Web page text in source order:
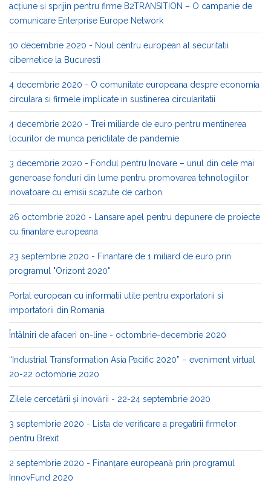
acțiune și sprijin pentru firme B2TRANSITION – O campanie de
comunicare Enterprise Europe Network
10 decembrie 2020 - Noul centru european al securitatii
cibernetice la Bucuresti
4 decembrie 2020 - O comunitate europeana despre economia
circulara si firmele implicate in sustinerea circularitatii
4 decembrie 2020 - Trei miliarde de euro pentru mentinerea
locurilor de munca periclitate de pandemie
3 decembrie 2020 - Fondul pentru Inovare – unul din cele mai
generoase fonduri din lume pentru promovarea tehnologiilor
inovatoare cu emisii scazute de carbon
26 octombrie 2020 - Lansare apel pentru depunere de proiecte
cu finantare europeana
23 septembrie 2020 - Finantare de 1 miliard de euro prin
programul "Orizont 2020"
Portal european cu informatii utile pentru exportatorii si
importatorii din Romania
Întâlniri de afaceri on-line - octombrie-decembrie 2020
“Industrial Transformation Asia Pacific 2020” – eveniment virtual
20-22 octombrie 2020
Zilele cercetării și inovării - 22-24 septembrie 2020
3 septembrie 2020 - Lista de verificare a pregatirii firmelor
pentru Brexit
2 septembrie 2020 - Finanțare europeană prin programul
InnovFund 2020